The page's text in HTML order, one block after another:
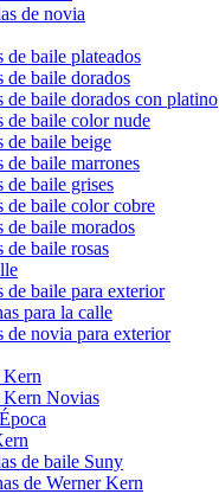
de novia
de baile plateados
de baile dorados
de baile dorados con platino
de baile color nude
de baile beige
de baile marrones
de baile grises
de baile color cobre
de baile morados
de baile rosas
de baile para exterior
para la calle
de novia para exterior
Kern
Kern Novias
de baile Suny
de Werner Kern